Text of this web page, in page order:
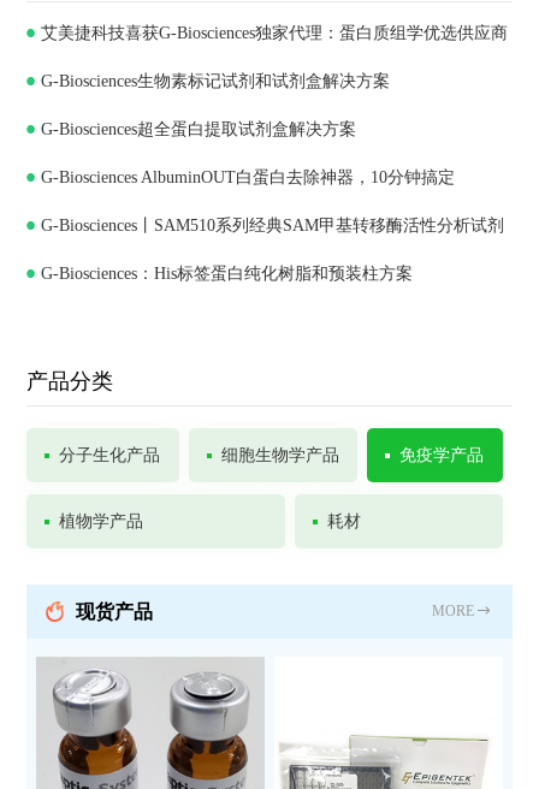
艾美捷科技喜获G-Biosciences独家代理：蛋白质组学优选供应商
G-Biosciences生物素标记试剂和试剂盒解决方案
G-Biosciences超全蛋白提取试剂盒解决方案
G-Biosciences AlbuminOUT白蛋白去除神器，10分钟搞定
G-Biosciences丨SAM510系列经典SAM甲基转移酶活性分析试剂
盒
G-Biosciences：His标签蛋白纯化树脂和预装柱方案
产品分类
分子生化产品 细胞生物学产品 免疫学产品
植物学产品 耗材
现货产品 MORE